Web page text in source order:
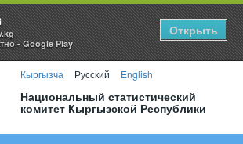
- Google Play
Открыть
Кыргызча Русский English
Национальный статистический
комитет Кыргызской Республики